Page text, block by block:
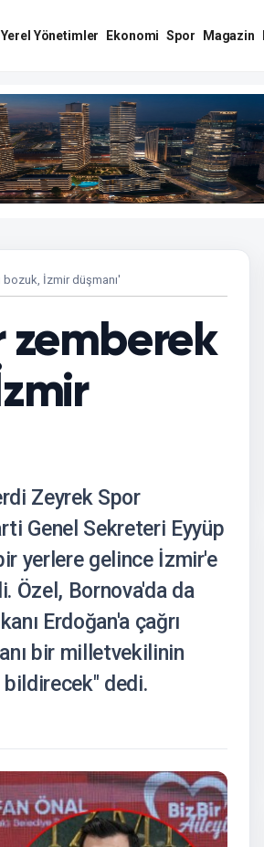
Yerel Yönetimler Ekonomi Spor Magazin
bozuk, İzmir düşmanı'
zemberek
Zeyrek Spor
Genel Sekreteri Eyyüp
yerlere gelince İzmir'e
Özel, Bornova'da da
Erdoğan'a çağrı
bir milletvekilinin
dedi.